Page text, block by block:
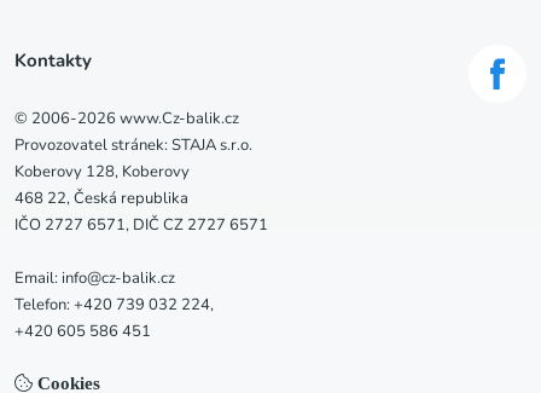
Kontakty
© 2006-2026 www.Cz-balik.cz
Provozovatel stránek: STAJA s.r.o.
Koberovy 128, Koberovy
468 22, Česká republika
IČO 2727 6571, DIČ CZ 2727 6571
Email: info@cz-balik.cz
Telefon: +420 739 032 224,
+420 605 586 451
Cookies